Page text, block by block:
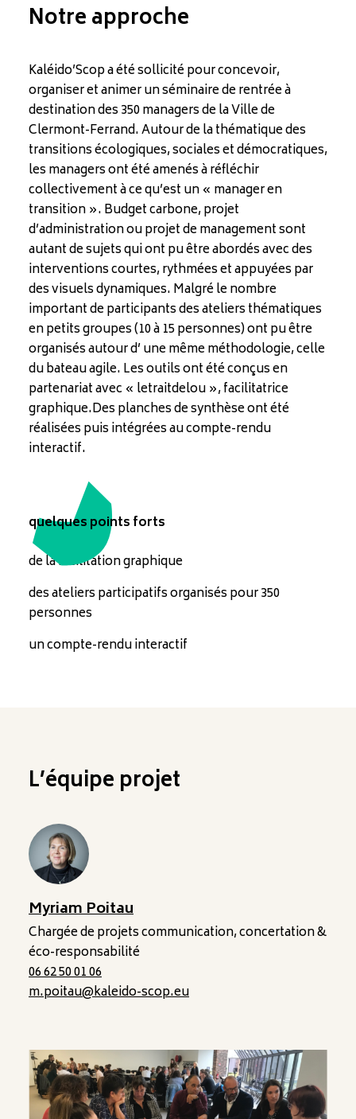
Notre approche
Kaléido’Scop a été sollicité pour concevoir,
organiser et animer un séminaire de rentrée à
destination des 350 managers de la Ville de
Clermont-Ferrand. Autour de la thématique des
transitions écologiques, sociales et démocratiques,
les managers ont été amenés à réfléchir
collectivement à ce qu’est un « manager en
transition ». Budget carbone, projet
d’administration ou projet de management sont
autant de sujets qui ont pu être abordés avec des
interventions courtes, rythmées et appuyées par
des visuels dynamiques. Malgré le nombre
important de participants des ateliers thématiques
en petits groupes (10 à 15 personnes) ont pu être
organisés autour d’ une même méthodologie, celle
du bateau agile. Les outils ont été conçus en
partenariat avec « letraitdelou », facilitatrice
graphique.Des planches de synthèse ont été
réalisées puis intégrées au compte-rendu
interactif.
quelques points forts
de la facilitation graphique
des ateliers participatifs organisés pour 350
personnes
un compte-rendu interactif
L’équipe projet
Myriam Poitau
Chargée de projets communication, concertation &
éco-responsabilité
06 62 50 01 06
m.poitau@kaleido-scop.eu